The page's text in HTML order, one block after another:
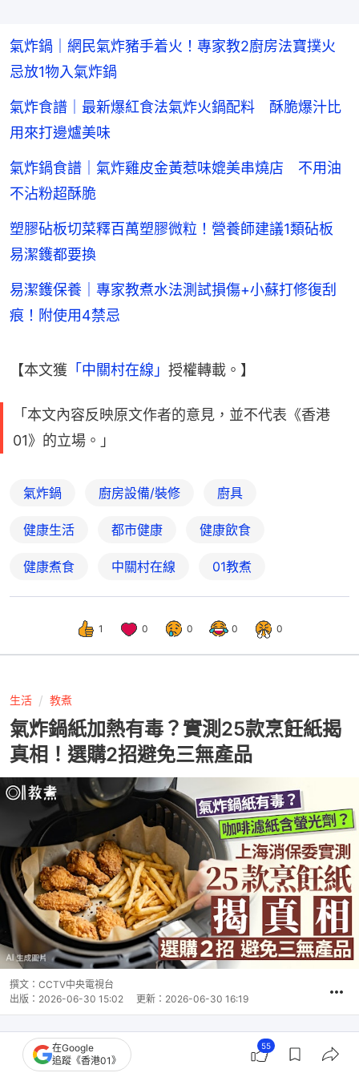
氣炸鍋｜網民氣炸豬手着火！專家教2廚房法寶撲火
忌放1物入氣炸鍋
氣炸食譜｜最新爆紅食法氣炸火鍋配料 酥脆爆汁比
用來打邊爐美味
氣炸鍋食譜｜氣炸雞皮金黃惹味媲美串燒店 不用油
不沾粉超酥脆
塑膠砧板切菜釋百萬塑膠微粒！營養師建議1類砧板
易潔鑊都要換
易潔鑊保養｜專家教煮水法測試損傷+小蘇打修復刮
痕！附使用4禁忌
【本文獲 「中關村在線」 授權轉載。】
「本文內容反映原文作者的意見，並不代表《香港
01》的立場。」
氣炸鍋 廚房設備/裝修 廚具
健康生活 都市健康 健康飲食
健康煮食 中關村在線 01教煮
1 0 0 0 0
生活 教煮
氣炸鍋紙加熱有毒？實測25款烹飪紙揭
真相！選購2招避免三無產品
撰文： CCTV中央電視台
出版： 2026-06-30 15:02 更新： 2026-06-30 16:19
在Google
追蹤《香港01》
55